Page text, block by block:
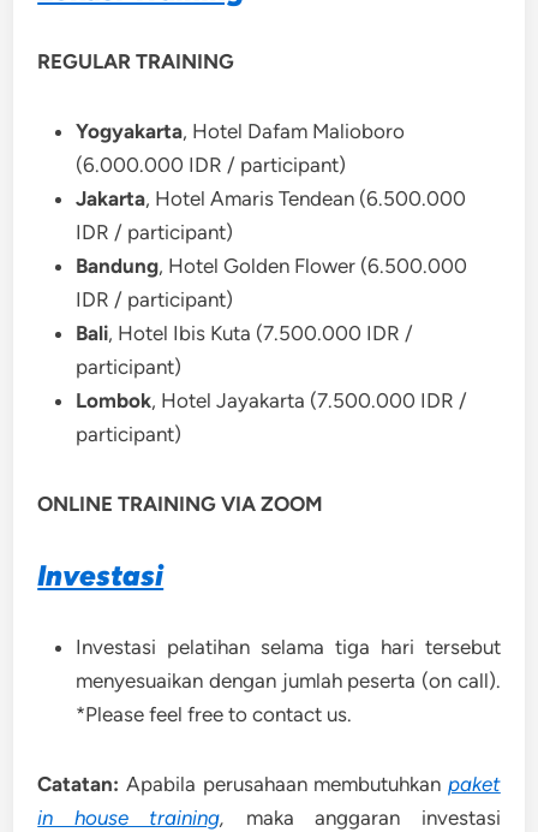
REGULAR TRAINING
Yogyakarta, Hotel Dafam Malioboro
(6.000.000 IDR / participant)
Jakarta, Hotel Amaris Tendean (6.500.000
IDR / participant)
Bandung, Hotel Golden Flower (6.500.000
IDR / participant)
Bali, Hotel Ibis Kuta (7.500.000 IDR /
participant)
Lombok, Hotel Jayakarta (7.500.000 IDR /
participant)
ONLINE TRAINING VIA ZOOM
Investasi
Investasi pelatihan selama tiga hari tersebut
menyesuaikan dengan jumlah peserta (on call).
*Please feel free to contact us.
Catatan: Apabila perusahaan membutuhkan paket
in house training, maka anggaran investasi